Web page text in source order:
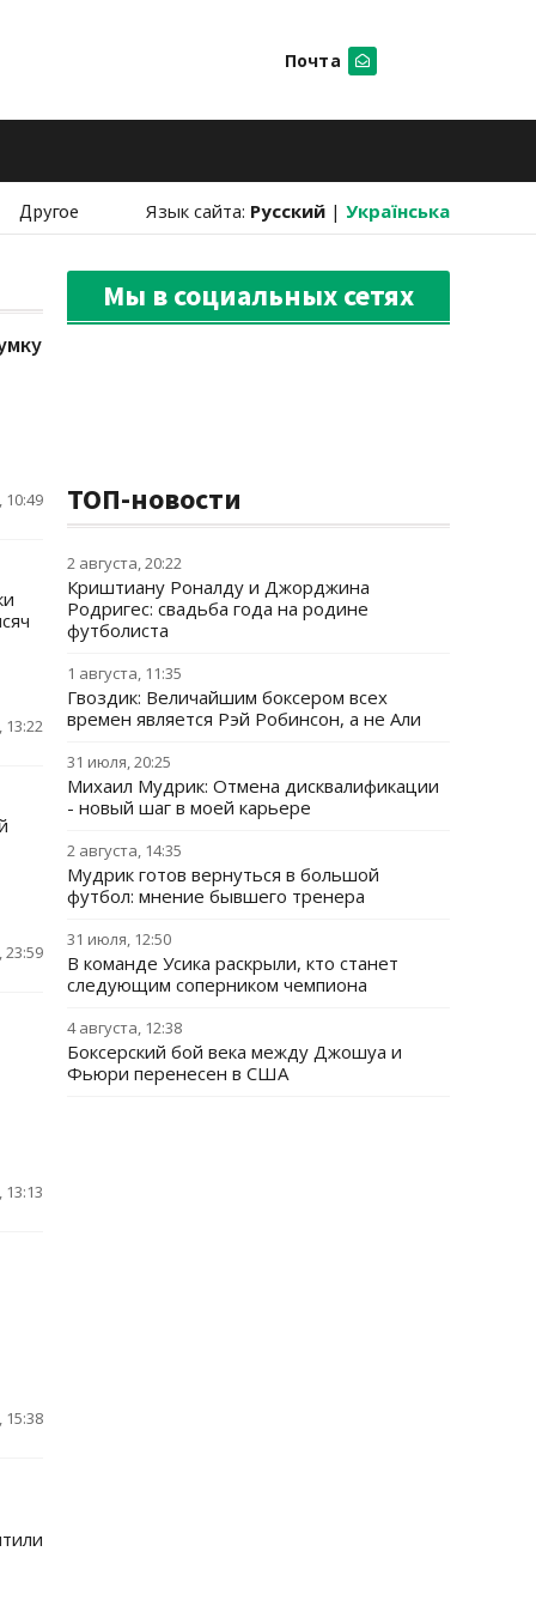
Почта
Другое Язык сайта: Русский | Українська
10:49
13:22
23:59
15:38
Мы в социальных сетях
ТОП-новости
2 августа, 20:22
Криштиану Роналду и Джорджина
Родригес: свадьба года на родине
футболиста
1 августа, 11:35
Гвоздик: Величайшим боксером всех
времен является Рэй Робинсон, а не Али
31 июля, 20:25
Михаил Мудрик: Отмена дисквалификации
- новый шаг в моей карьере
2 августа, 14:35
Мудрик готов вернуться в большой
футбол: мнение бывшего тренера
31 июля, 12:50
В команде Усика раскрыли, кто станет
следующим соперником чемпиона
4 августа, 12:38
Боксерский бой века между Джошуа и
Фьюри перенесен в США